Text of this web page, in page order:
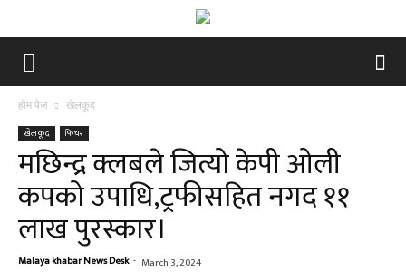
होम पेज खेलकूद
खेलकूद फिचर
मछिन्द्र क्लबले जित्यो केपी ओली
कपको उपाधि,ट्रफीसहित नगद ११
लाख पुरस्कार।
Malaya khabar News Desk - March 3, 2024